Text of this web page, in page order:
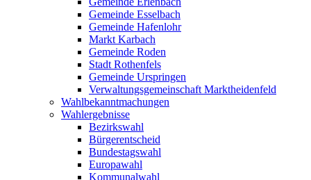
Gemeinde Esselbach
Gemeinde Hafenlohr
Markt Karbach
Gemeinde Roden
Stadt Rothenfels
Gemeinde Urspringen
Verwaltungsgemeinschaft Marktheidenfeld
Wahlbekanntmachungen
Wahlergebnisse
Bezirkswahl
Bürgerentscheid
Bundestagswahl
Europawahl
Kommunalwahl